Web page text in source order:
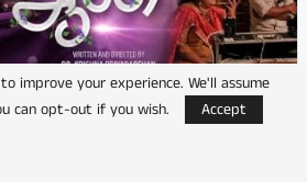
improve your experience. We'll assume
can opt-out if you wish.
Accept